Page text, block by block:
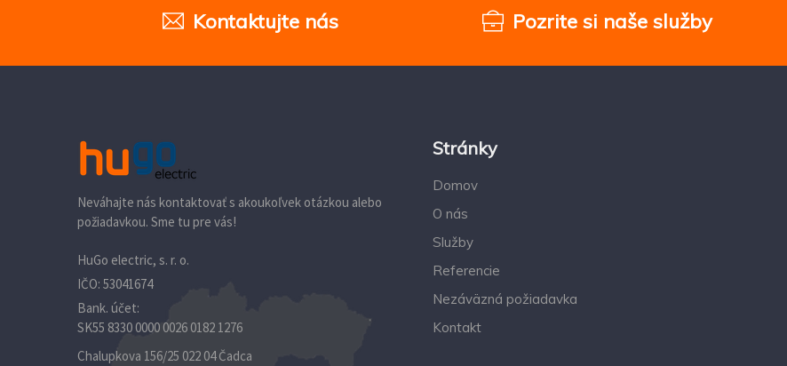
Kontaktujte nás Pozrite si naše služby
Neváhajte nás kontaktovať s akoukoľvek otázkou alebo
požiadavkou. Sme tu pre vás!
HuGo electric, s. r. o.
IČO: 53041674
Bank. účet:
SK55 8330 0000 0026 0182 1276
Chalupkova 156/25 022 04 Čadca
Stránky
Domov
O nás
Služby
Referencie
Nezáväzná požiadavka
Kontakt